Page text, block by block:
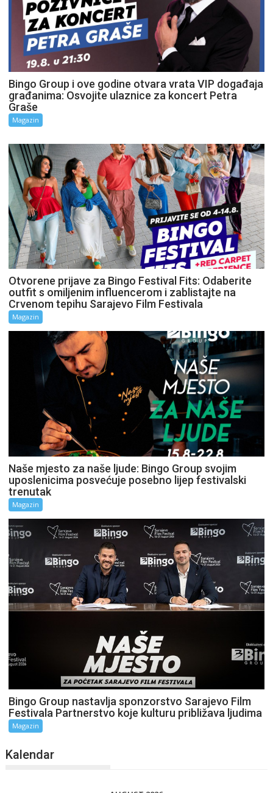
Bingo Group i ove godine otvara vrata VIP događaja
građanima: Osvojite ulaznice za koncert Petra
Graše
Magazin
Otvorene prijave za Bingo Festival Fits: Odaberite
outfit s omiljenim influencerom i zablistajte na
Crvenom tepihu Sarajevo Film Festivala
Magazin
Naše mjesto za naše ljude: Bingo Group svojim
uposlenicima posvećuje posebno lijep festivalski
trenutak
Magazin
Bingo Group nastavlja sponzorstvo Sarajevo Film
Festivala Partnerstvo koje kulturu približava ljudima
Magazin
Kalendar